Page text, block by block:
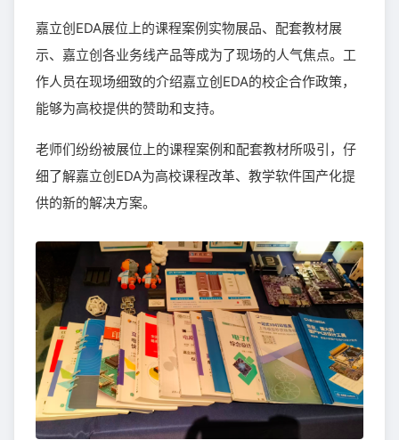
嘉立创EDA展位上的课程案例实物展品、配套教材展
示、嘉立创各业务线产品等成为了现场的人气焦点。工
作人员在现场细致的介绍嘉立创EDA的校企合作政策，
能够为高校提供的赞助和支持。
老师们纷纷被展位上的课程案例和配套教材所吸引，仔
细了解嘉立创EDA为高校课程改革、教学软件国产化提
供的新的解决方案。